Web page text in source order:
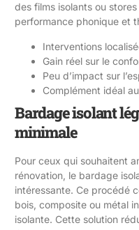
des films isolants ou
performance phonique et
Interventions
Gain réel sur le
Peu d’impact sur
Complément idéal
Bardage isolant
minimale
Pour ceux qui souhaitent
rénovation, le bardage
intéressante. Ce procédé
bois, composite ou métal
isolante. Cette solution